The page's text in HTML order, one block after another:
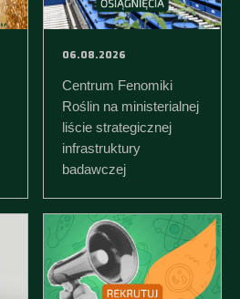
06.08.2026
Centrum Fenomiki
Roślin na ministerialnej
liście strategicznej
infrastruktury
badawczej